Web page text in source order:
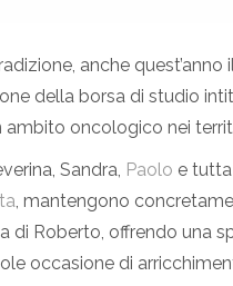
anche
della borsa di studio
ambito oncologico nei
Sandra, Paolo e
, mantengono
di Roberto, offrendo una
occasione di